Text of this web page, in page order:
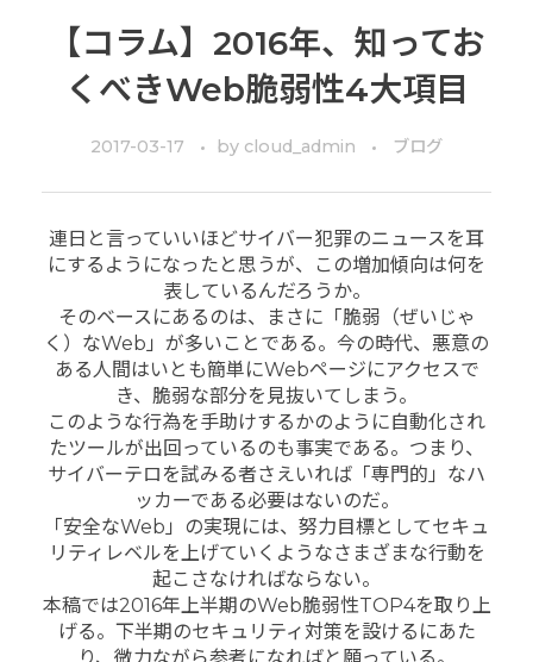
【コラム】2016年、知ってお
くべきWeb脆弱性4大項目
2017-03-17 by cloud_admin ブログ
連日と言っていいほどサイバー犯罪のニュースを耳
にするようになったと思うが、この増加傾向は何を
表しているんだろうか。
そのベースにあるのは、まさに「脆弱（ぜいじゃ
く）なWeb」が多いことである。今の時代、悪意の
ある人間はいとも簡単にWebページにアクセスで
き、脆弱な部分を見抜いてしまう。
このような行為を手助けするかのように自動化され
たツールが出回っているのも事実である。つまり、
サイバーテロを試みる者さえいれば「専門的」なハ
ッカーである必要はないのだ。
「安全なWeb」の実現には、努力目標としてセキュ
リティレベルを上げていくようなさまざまな行動を
起こさなければならない。
本稿では2016年上半期のWeb脆弱性TOP4を取り上
げる。下半期のセキュリティ対策を設けるにあた